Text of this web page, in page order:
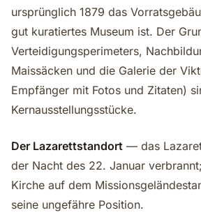
ursprünglich 1879 das
gut kuratiertes Museum ist. Der
Verteidigungsperimeters,
Maissäcken und die Galerie der
Empfänger mit Fotos und Zitaten)
Kernausstellungsstücke.
Der Lazarettstandort — das
der Nacht des 22. Januar
Kirche auf dem
seine ungefähre Position.